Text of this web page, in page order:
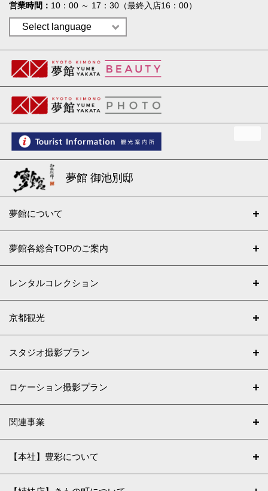
営業時間
10：00 ～ 17：30（最終入店16：00）
夢館 御池別邸
夢館について
夢館各総合TOPのご案内
レンタルコレクション
京都観光
スタジオ撮影プラン
ロケーション撮影プラン
関連事業
【本社】豊彩について